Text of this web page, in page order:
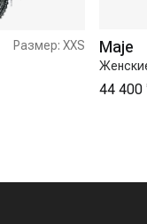
Размер: XXS Maje
44 400